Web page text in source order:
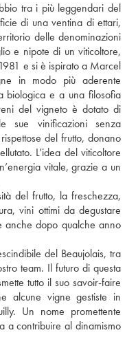
tra i più leggendari del
di una ventina di ettari,
delle denominazioni
e nipote di un viticoltore,
e si è ispirato a Marcel
in modo più aderente
biologica e a una filosofia
del vigneto è dotato di
sue vinificazioni senza
del frutto, donano
L'idea del viticoltore
vitale, grazie a un
del frutto, la freschezza,
vini ottimi da degustare
anche dopo qualche anno
del Beaujolais, tra
team. Il futuro di questa
tutto il suo savoir-faire
alcune vigne gestiste in
Un nome promettente
a contribuire al dinamismo